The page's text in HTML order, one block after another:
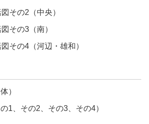
その2（中央）
その3（南）
その4（河辺・雄和）
）
1、その2、その3、その4）